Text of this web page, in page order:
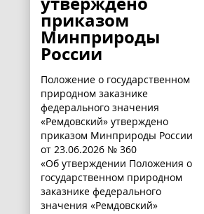
приказом
Минприроды
России
Положение о государственном
природном заказнике
федерального значения
«Ремдовский» утверждено
приказом Минприроды России
от 23.06.2026 № 360
«Об утверждении Положения о
государственном природном
заказнике федерального
значения «Ремдовский»